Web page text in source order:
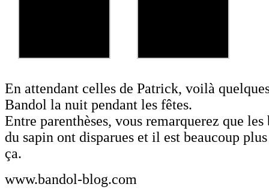
En attendant celles de Patrick, voilà
Bandol la nuit pendant les fêtes.
Entre parenthèses, vous remarquerez que
du sapin ont disparues et il est beaucoup
ça.
www.bandol-blog.com